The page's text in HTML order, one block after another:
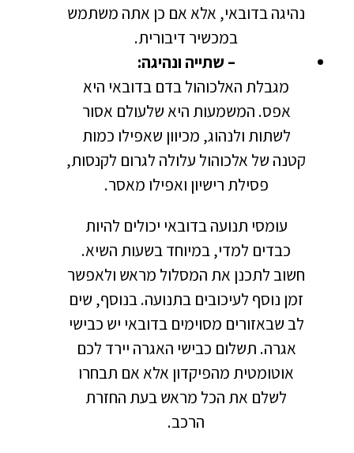
נהיגה בדובאי, אלא אם כן אתה משתמש
במכשיר דיבורית.
– שתייה ונהיגה:
מגבלת האלכוהול בדם בדובאי היא
אפס. המשמעות היא שלעולם אסור
לשתות ולנהוג, מכיוון שאפילו כמות
קטנה של אלכוהול עלולה לגרום לקנסות,
פסילת רישיון ואפילו מאסר.
עומסי תנועה בדובאי יכולים להיות
כבדים למדי, במיוחד בשעות השיא.
חשוב לתכנן את המסלול מראש ולאפשר
זמן נוסף לעיכובים בתנועה. בנוסף, שים
לב שבאזורים מסוימים בדובאי יש כבישי
אגרה. תשלום כבישי האגרה יירד לכם
אוטומטית מהפיקדון אלא אם תבחרו
לשלם את הכל מראש בעת החזרת
הרכב.